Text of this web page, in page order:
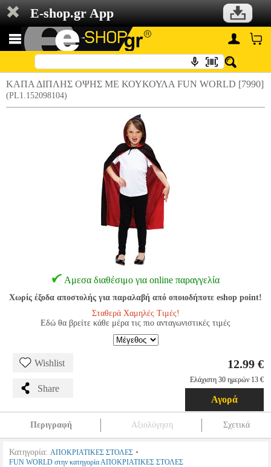
E-shop.gr App
ΚΑΠΑ ΔΙΠΛΗΣ ΟΨΗΣ ΜΕ ΚΟΥΚΟΥΛΑ FUN WORLD [7990]
(PL1.152098104)
Αμεσα διαθέσιμο για online παραγγελία
Χωρίς έξοδα αποστολής για παραλαβή από οποιοδήποτε eshop point!
Σταθερά Χαμηλές Τιμές!
Εδώ θα βρείτε κάθε μέρα τις πιο ανταγωνιστικές τιμές
Wishlist
Share
12.99 €
Ελάχιστη 30 ημερών 13 €
Αγορά
Περιγραφή Αξιολόγηση Σχετικά
Κατηγορία: ΑΠΟΚΡΙΑΤΙΚΕΣ ΣΤΟΛΕΣ •
FUN WORLD στην κατηγορία ΑΠΟΚΡΙΑΤΙΚΕΣ ΣΤΟΛΕΣ